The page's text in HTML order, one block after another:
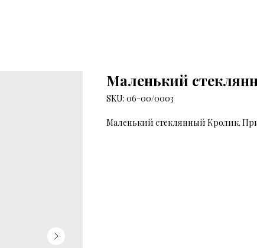
Маленький
SKU: 06-00/0003
Маленький стеклянный Кролик.